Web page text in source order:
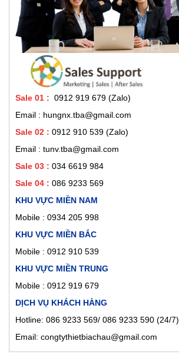
Sale 01 : 0912 919 679 (Zalo)
Email : hungnx.tba@gmail.com
Sale 02 : 0912 910 539 (Zalo)
Email : tunv.tba@gmail.com
Sale 03 : 034 6619 984
Sale 04 : 086 9233 569
KHU VỰC MIỀN NAM
Mobile : 0934 205 998
KHU VỰC MIỀN BẮC
Mobile : 0912 910 539
KHU VỰC MIỀN TRUNG
Mobile : 0912 919 679
DỊCH VỤ KHÁCH HÀNG
Hotline: 086 9233 569/ 086 9233 590 (24/7)
Email: congtythietbiachau@gmail.com